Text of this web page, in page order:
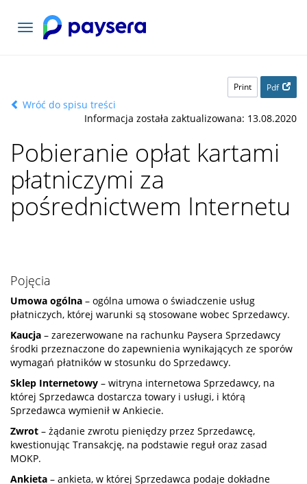
Toggle
navigation
Print Pdf
Wróć do spisu treści
Informacja została zaktualizowana: 13.08.2020
Pobieranie opłat kartami
płatniczymi za
pośrednictwem Internetu
Pojęcia
Umowa ogólna – ogólna umowa o świadczenie usług
płatniczych, której warunki są stosowane wobec Sprzedawcy.
Kaucja – zarezerwowane na rachunku Paysera Sprzedawcy
środki przeznaczone do zapewnienia wynikających ze sporów
wymagań płatników w stosunku do Sprzedawcy.
Sklep Internetowy – witryna internetowa Sprzedawcy, na
której Sprzedawca dostarcza towary i usługi, i którą
Sprzedawca wymienił w Ankiecie.
Zwrot – żądanie zwrotu pieniędzy przez Sprzedawcę,
kwestionując Transakcję, na podstawie reguł oraz zasad
MOKP.
Ankieta – ankieta, w której Sprzedawca podaje dokładne